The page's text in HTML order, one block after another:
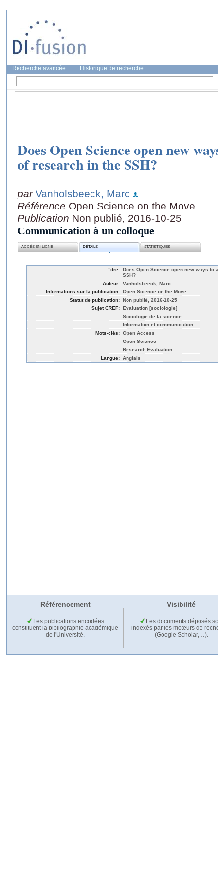
Recherche avancée Historique de recherche
Does Open Science open new
of research in the SSH?
par Vanholsbeeck, Marc
Référence Open Science on the Move
Publication Non publié, 2016-10-25
Communication à un colloque
ACCÈS EN LIGNE DÉTAILS STATISTIQUES
Titre: Does Open Science open new ways to
SSH?
Auteur: Vanholsbeeck, Marc
Informations sur la publication: Open Science on the Move
Statut de publication: Non publié, 2016-10-25
Sujet CREF: Evaluation [sociologie]
Sociologie de la science
Information et communication
Mots-clés: Open Access
Open Science
Research Evaluation
Langue: Anglais
Référencement Visibilité
Les publications encodées
constituent la bibliographie académique
de l'Université.
Les documents déposés
indexés par les moteurs de
(Google Scholar,…).